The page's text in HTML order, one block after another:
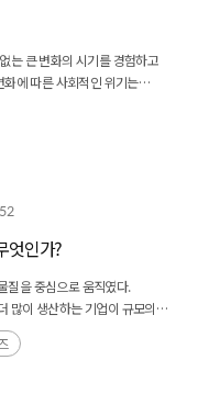
맞추어서 일관성 있도록
교육뿐만 아니라, 매우 빠르게
육도 매우 중요한 이슈이다.
도 있지만, 그런 역량을 갖추지
야 전문가 재교육 지원책을
개발자를 구하는 것이 매우
더 이상 뉴스거리가 되지 않을
프트웨어 기업이 되어가기
력 양성 정책은 장기적인
추진해야 한다. 대한민국 전
념과 알고리즘의 기본 원리에
본 역량을 갖추게 되면 세계에서
장기적인 교육 정책을 잘
수 있도록 과감한 교육 개혁을
록의 반대편에는 미국을
정부에서는 이러한 규범·가치
맹 전선을 고도화하여 국제적
개인정보를 보호하고 국가
성이 크다. 인정보를 보호하고
‘하이테크 권위주의’에 대한
이 크다. 이상에서 살펴본
주의의 대두를 강화했다.
수주의적인 포퓰리즘의
화의 와해와 다자주의의
일 가능성이 크다. 예를 들어,
디지털 미래질서로서, 클라우드
능을 기반으로 빅데이터를
비해, 중국의 비전은 일종의
질서일 가능성이 크다. 최근
는 큰 변화의 시기를 경험하고
에 따른 사회적인 위기는
끼치고 있다. 디지털 전환이
장 중요한 기술이자 수단이 될
엇인가?
질을 중심으로 움직였다.
많이 생산하는 기업이 규모의
기반의 비즈니스 모델을 가진
다.(후략)